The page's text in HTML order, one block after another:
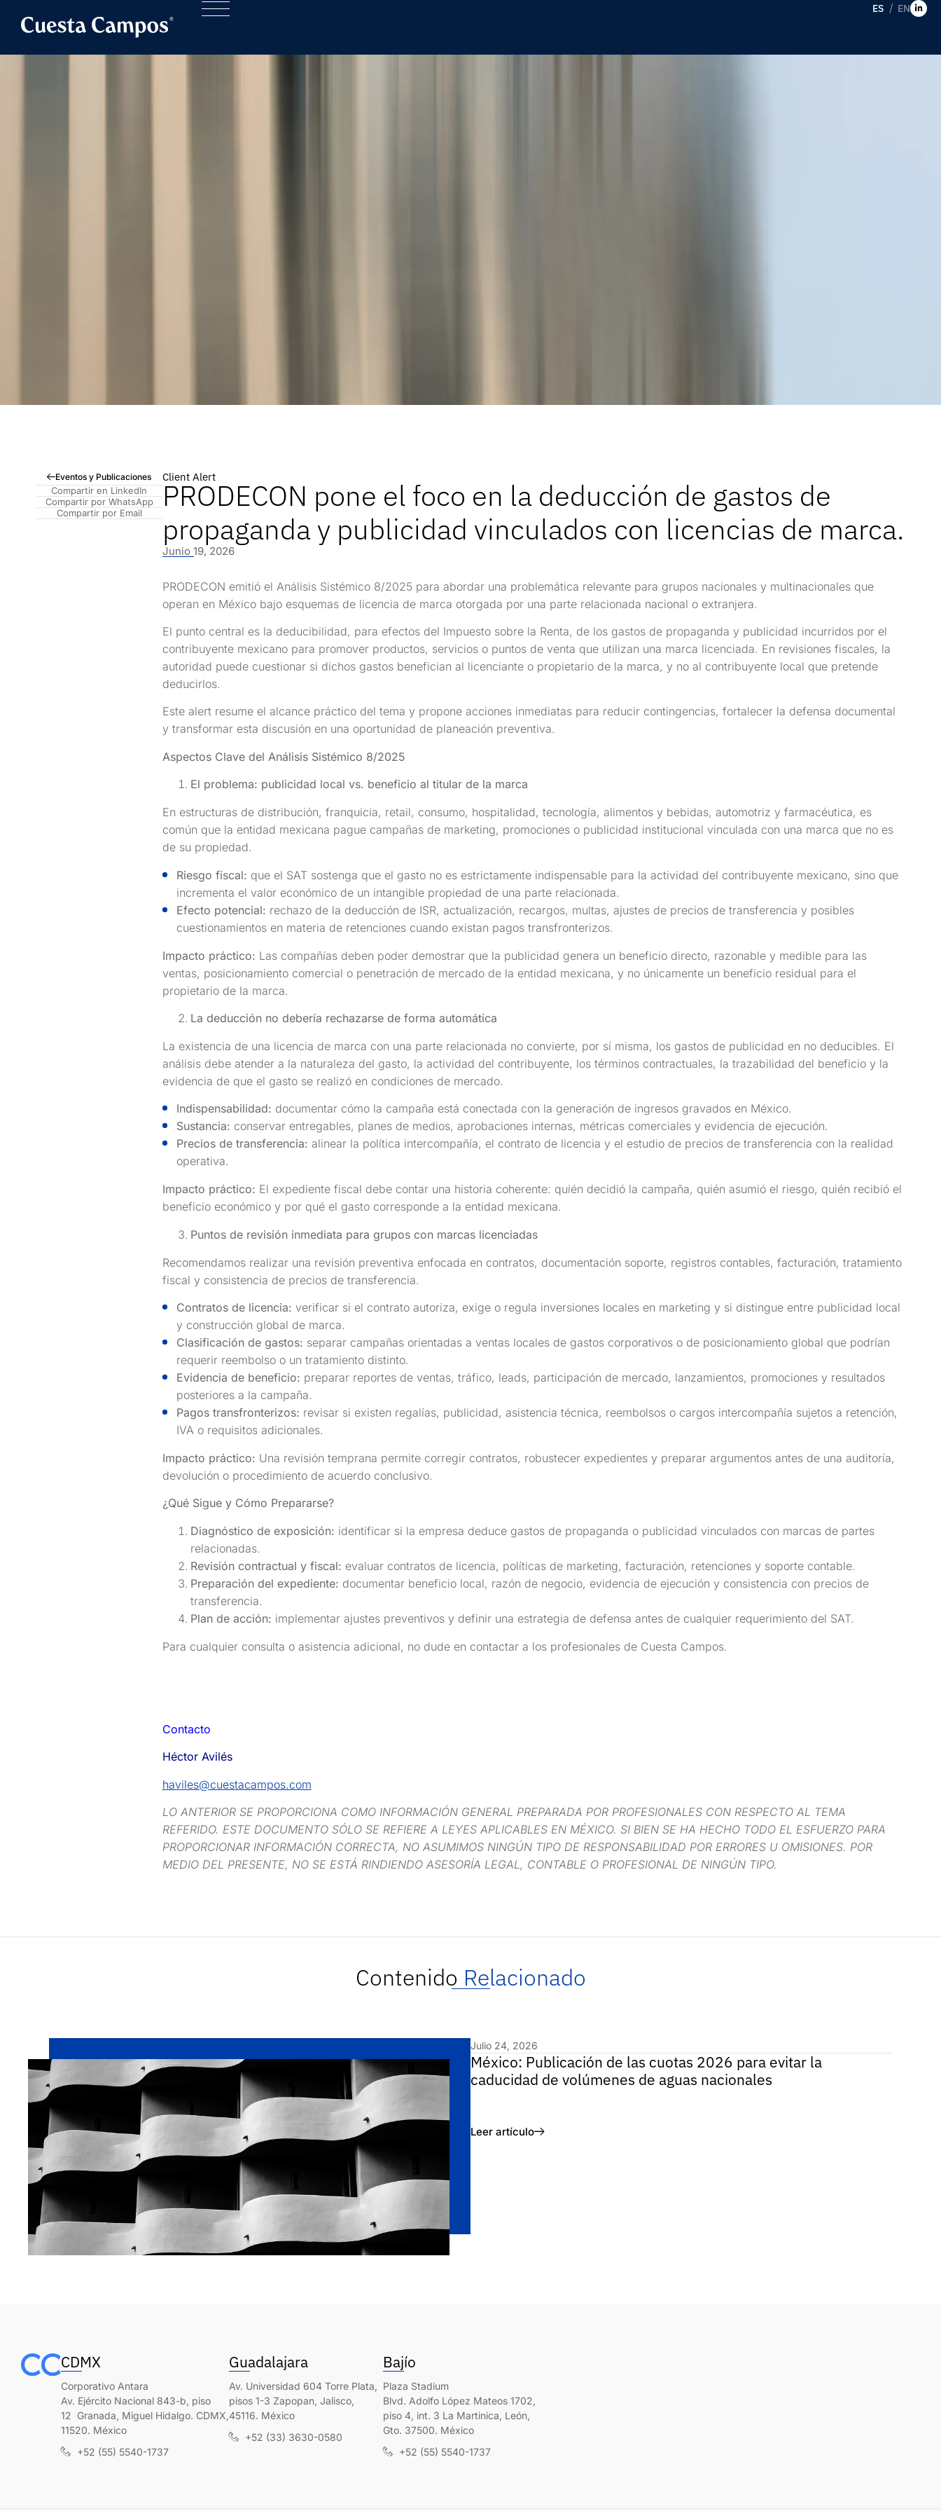
ES EN
Eventos y Publicaciones
Compartir en LinkedIn
Compartir por WhatsApp
Compartir por Email
Client Alert
PRODECON pone el foco en la deducción de gastos de
propaganda y publicidad vinculados con licencias de marca.
Junio 19, 2026
PRODECON emitió el Análisis Sistémico 8/2025 para abordar una problemática relevante para grupos nacionales y multinacionales que
operan en México bajo esquemas de licencia de marca otorgada por una parte relacionada nacional o extranjera.
El punto central es la deducibilidad, para efectos del Impuesto sobre la Renta, de los gastos de propaganda y publicidad incurridos por el
contribuyente mexicano para promover productos, servicios o puntos de venta que utilizan una marca licenciada. En revisiones fiscales, la
autoridad puede cuestionar si dichos gastos benefician al licenciante o propietario de la marca, y no al contribuyente local que pretende
deducirlos.
Este alert resume el alcance práctico del tema y propone acciones inmediatas para reducir contingencias, fortalecer la defensa documental
y transformar esta discusión en una oportunidad de planeación preventiva.
Aspectos Clave del Análisis Sistémico 8/2025
El problema: publicidad local vs. beneficio al titular de la marca
En estructuras de distribución, franquicia, retail, consumo, hospitalidad, tecnología, alimentos y bebidas, automotriz y farmacéutica, es
común que la entidad mexicana pague campañas de marketing, promociones o publicidad institucional vinculada con una marca que no es
de su propiedad.
Riesgo fiscal: que el SAT sostenga que el gasto no es estrictamente indispensable para la actividad del contribuyente mexicano, sino que
incrementa el valor económico de un intangible propiedad de una parte relacionada.
Efecto potencial: rechazo de la deducción de ISR, actualización, recargos, multas, ajustes de precios de transferencia y posibles
cuestionamientos en materia de retenciones cuando existan pagos transfronterizos.
Impacto práctico: Las compañías deben poder demostrar que la publicidad genera un beneficio directo, razonable y medible para las
ventas, posicionamiento comercial o penetración de mercado de la entidad mexicana, y no únicamente un beneficio residual para el
propietario de la marca.
La deducción no debería rechazarse de forma automática
La existencia de una licencia de marca con una parte relacionada no convierte, por sí misma, los gastos de publicidad en no deducibles. El
análisis debe atender a la naturaleza del gasto, la actividad del contribuyente, los términos contractuales, la trazabilidad del beneficio y la
evidencia de que el gasto se realizó en condiciones de mercado.
Indispensabilidad: documentar cómo la campaña está conectada con la generación de ingresos gravados en México.
Sustancia: conservar entregables, planes de medios, aprobaciones internas, métricas comerciales y evidencia de ejecución.
Precios de transferencia: alinear la política intercompañía, el contrato de licencia y el estudio de precios de transferencia con la realidad
operativa.
Impacto práctico: El expediente fiscal debe contar una historia coherente: quién decidió la campaña, quién asumió el riesgo, quién recibió el
beneficio económico y por qué el gasto corresponde a la entidad mexicana.
Puntos de revisión inmediata para grupos con marcas licenciadas
Recomendamos realizar una revisión preventiva enfocada en contratos, documentación soporte, registros contables, facturación, tratamiento
fiscal y consistencia de precios de transferencia.
Contratos de licencia: verificar si el contrato autoriza, exige o regula inversiones locales en marketing y si distingue entre publicidad local
y construcción global de marca.
Clasificación de gastos: separar campañas orientadas a ventas locales de gastos corporativos o de posicionamiento global que podrían
requerir reembolso o un tratamiento distinto.
Evidencia de beneficio: preparar reportes de ventas, tráfico, leads, participación de mercado, lanzamientos, promociones y resultados
posteriores a la campaña.
Pagos transfronterizos: revisar si existen regalías, publicidad, asistencia técnica, reembolsos o cargos intercompañía sujetos a retención,
IVA o requisitos adicionales.
Impacto práctico: Una revisión temprana permite corregir contratos, robustecer expedientes y preparar argumentos antes de una auditoría,
devolución o procedimiento de acuerdo conclusivo.
¿Qué Sigue y Cómo Prepararse?
Diagnóstico de exposición: identificar si la empresa deduce gastos de propaganda o publicidad vinculados con marcas de partes
relacionadas.
Revisión contractual y fiscal: evaluar contratos de licencia, políticas de marketing, facturación, retenciones y soporte contable.
Preparación del expediente: documentar beneficio local, razón de negocio, evidencia de ejecución y consistencia con precios de
transferencia.
Plan de acción: implementar ajustes preventivos y definir una estrategia de defensa antes de cualquier requerimiento del SAT.
Para cualquier consulta o asistencia adicional, no dude en contactar a los profesionales de Cuesta Campos.
Contacto
Héctor Avilés
haviles@cuestacampos.com
LO ANTERIOR SE PROPORCIONA COMO INFORMACIÓN GENERAL PREPARADA POR PROFESIONALES CON RESPECTO AL TEMA
REFERIDO. ESTE DOCUMENTO SÓLO SE REFIERE A LEYES APLICABLES EN MÉXICO. SI BIEN SE HA HECHO TODO EL ESFUERZO PARA
PROPORCIONAR INFORMACIÓN CORRECTA, NO ASUMIMOS NINGÚN TIPO DE RESPONSABILIDAD POR ERRORES U OMISIONES. POR
MEDIO DEL PRESENTE, NO SE ESTÁ RINDIENDO ASESORÍA LEGAL, CONTABLE O PROFESIONAL DE NINGÚN TIPO.
Contenido Relacionado
Julio 24, 2026
México: Publicación de las cuotas 2026 para evitar la
caducidad de volúmenes de aguas nacionales
Leer artículo
CDMX
Corporativo Antara
Av. Ejército Nacional 843-b, piso
12 Granada, Miguel Hidalgo. CDMX,
11520. México
+52 (55) 5540-1737
Guadalajara
Av. Universidad 604 Torre Plata,
pisos 1-3 Zapopan, Jalisco,
45116. México
+52 (33) 3630-0580
Bajío
Plaza Stadium
Blvd. Adolfo López Mateos 1702,
piso 4, int. 3 La Martinica, León,
Gto. 37500. México
+52 (55) 5540-1737